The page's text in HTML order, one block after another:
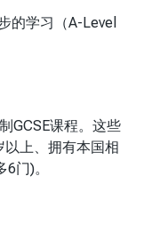
的学习（A-Level
GCSE课程。这些
上、拥有本国相
门)。